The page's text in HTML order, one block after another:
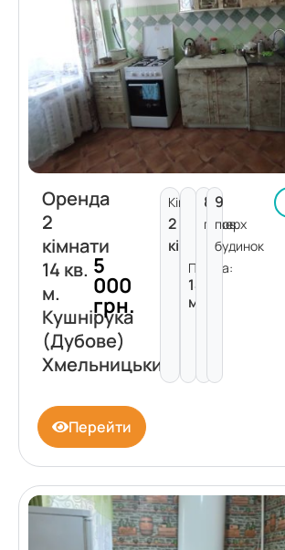
Оренда
2
кімнати
14 кв.
м.
Кушнірука
(Дубове)
Хмельницький
5
000
грн.
Кімнат:
2
кімнати
Площа:
14
м²
8
поверх
9
пов.
будинок
Перейти